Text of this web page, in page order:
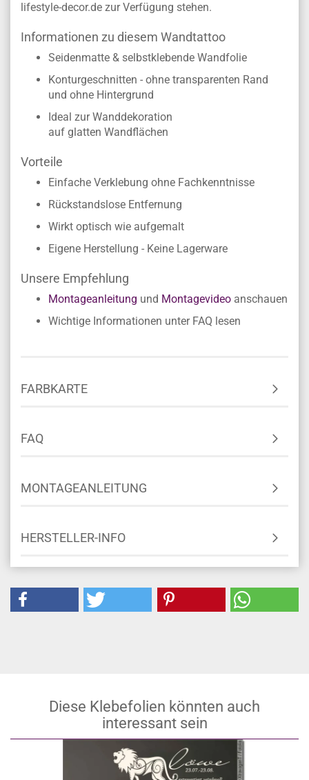
lifestyle-decor.de zur Verfügung stehen.
Informationen zu diesem Wandtattoo
Seidenmatte & selbstklebende Wandfolie
Konturgeschnitten - ohne transparenten Rand
und ohne Hintergrund
Ideal zur Wanddekoration
auf glatten Wandflächen
Vorteile
Einfache Verklebung ohne Fachkenntnisse
Rückstandslose Entfernung
Wirkt optisch wie aufgemalt
Eigene Herstellung - Keine Lagerware
Unsere Empfehlung
Montageanleitung und Montagevideo anschauen
Wichtige Informationen unter FAQ lesen
FARBKARTE
FAQ
MONTAGEANLEITUNG
HERSTELLER-INFO
Diese Klebefolien könnten auch
interessant sein